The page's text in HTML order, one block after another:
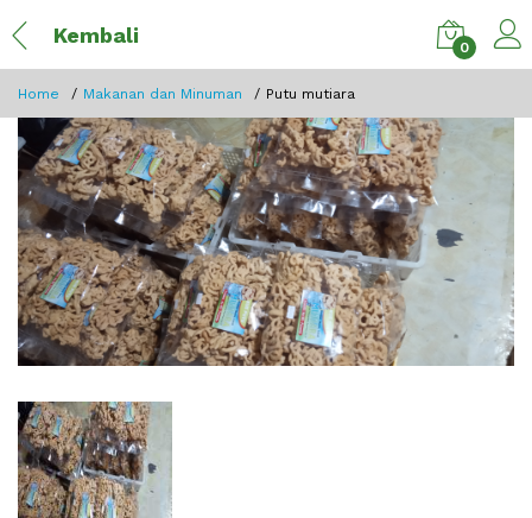
Kembali
0
Home Makanan dan Minuman Putu mutiara